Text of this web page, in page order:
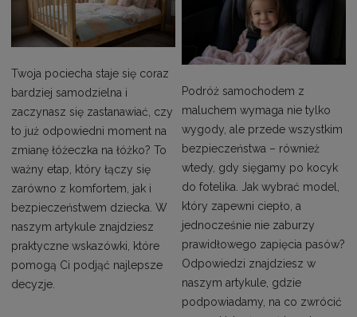
Twoja pociecha staje się coraz
bardziej samodzielna i
zaczynasz się zastanawiać, czy
to już odpowiedni moment na
zmianę łóżeczka na łóżko? To
ważny etap, który łączy się
zarówno z komfortem, jak i
bezpieczeństwem dziecka. W
naszym artykule znajdziesz
praktyczne wskazówki, które
pomogą Ci podjąć najlepsze
decyzje.
Podróż samochodem z
maluchem wymaga nie tylko
wygody, ale przede wszystkim
bezpieczeństwa – również
wtedy, gdy sięgamy po kocyk
do fotelika. Jak wybrać model,
który zapewni ciepło, a
jednocześnie nie zaburzy
prawidłowego zapięcia pasów?
Odpowiedzi znajdziesz w
naszym artykule, gdzie
podpowiadamy, na co zwrócić